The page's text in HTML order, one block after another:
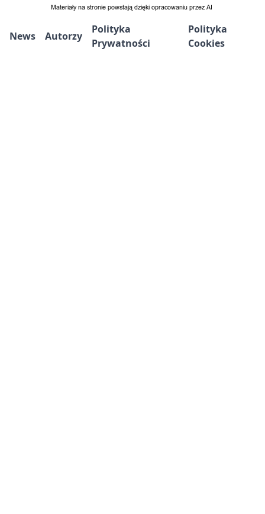
News Autorzy
Polityka
Prywatności
Polityka
Cookies